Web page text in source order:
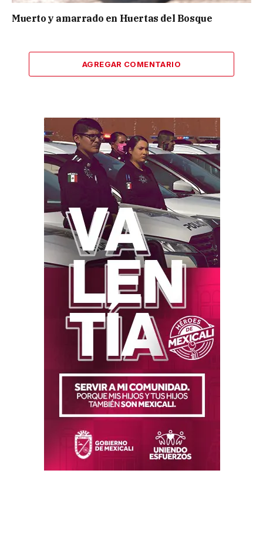
Muerto y amarrado en Huertas del Bosque
AGREGAR COMENTARIO